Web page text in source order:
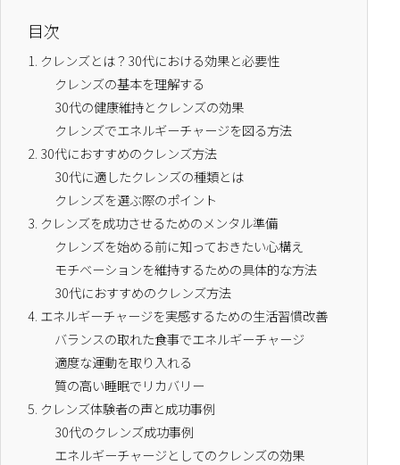
目次
1. クレンズとは？30代における効果と必要性
クレンズの基本を理解する
30代の健康維持とクレンズの効果
クレンズでエネルギーチャージを図る方法
2. 30代におすすめのクレンズ方法
30代に適したクレンズの種類とは
クレンズを選ぶ際のポイント
3. クレンズを成功させるためのメンタル準備
クレンズを始める前に知っておきたい心構え
モチベーションを維持するための具体的な方法
30代におすすめのクレンズ方法
4. エネルギーチャージを実感するための生活習慣改善
バランスの取れた食事でエネルギーチャージ
適度な運動を取り入れる
質の高い睡眠でリカバリー
5. クレンズ体験者の声と成功事例
30代のクレンズ成功事例
エネルギーチャージとしてのクレンズの効果